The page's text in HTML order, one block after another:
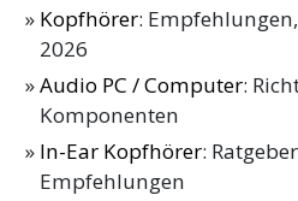
Kopfhörer:
2026
Audio PC / Computer:
Komponenten
In-Ear Kopfhörer:
Empfehlungen